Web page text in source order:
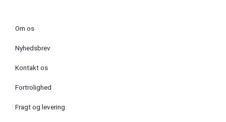
Om os
Nyhedsbrev
Kontakt os
Fortrolighed
Fragt og levering